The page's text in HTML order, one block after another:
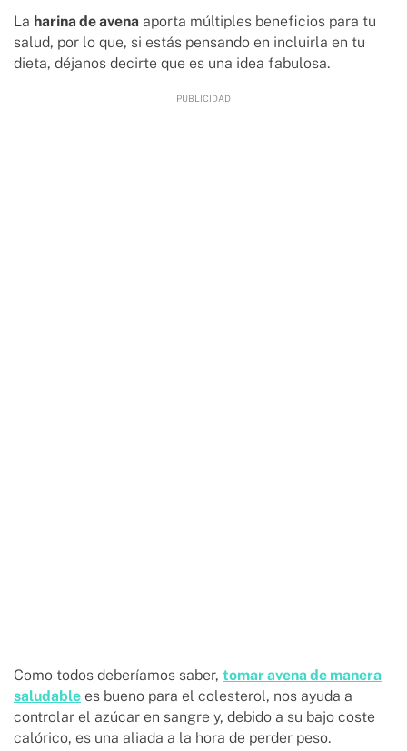
La harina de avena aporta múltiples beneficios para tu
salud, por lo que, si estás pensando en incluirla en tu
dieta, déjanos decirte que es una idea fabulosa.
Como todos deberíamos saber, tomar avena de manera
saludable es bueno para el colesterol, nos ayuda a
controlar el azúcar en sangre y, debido a su bajo coste
calórico, es una aliada a la hora de perder peso.